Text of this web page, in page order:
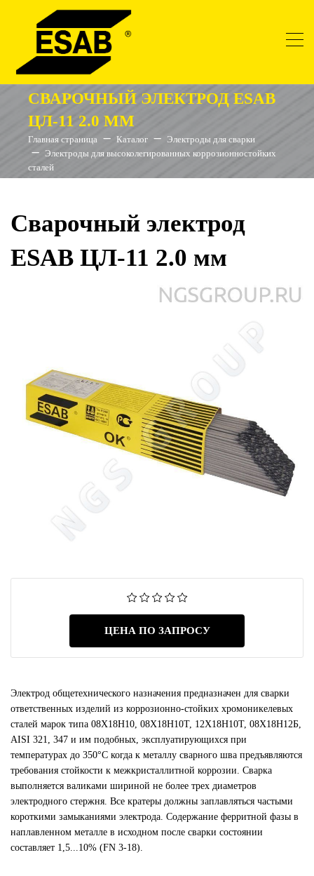
СВАРОЧНЫЙ ЭЛЕКТРОД ESAB
ЦЛ-11 2.0 ММ
Главная страница Каталог
Электроды для сварки
Электроды для высоколегированных коррозионностойких
сталей
Сварочный электрод
ESAB ЦЛ-11 2.0 мм
ЦЕНА ПО ЗАПРОСУ
Электрод общетехнического назначения предназначен для сварки
ответственных изделий из коррозионно-стойких хромоникелевых
сталей марок типа 08Х18Н10, 08Х18Н10Т, 12Х18Н10Т, 08Х18Н12Б,
AISI 321, 347 и им подобных, эксплуатирующихся при
температурах до 350°C когда к металлу сварного шва предъявляются
требования стойкости к межкристаллитной коррозии. Сварка
выполняется валиками шириной не более трех диаметров
электродного стержня. Все кратеры должны заплавляться частыми
короткими замыканиями электрода. Содержание ферритной фазы в
наплавленном металле в исходном после сварки состоянии
составляет 1,5...10% (FN 3-18).